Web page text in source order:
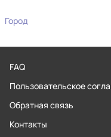
Город
FAQ
Пользовательское
Обратная связь
Контакты